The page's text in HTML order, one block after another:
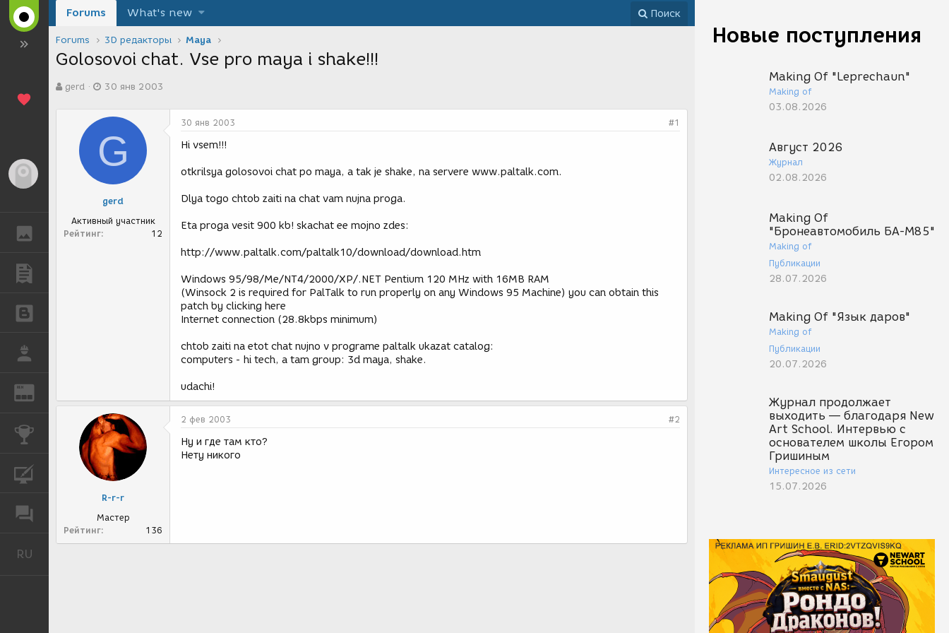
ГАЛЕРЕЯ
REN
КОНКУРСЫ
RU
Новые поступления
Making Of "Leprechaun"
Making of
03.08.2026
Август 2026
Журнал
02.08.2026
Making Of
"Бронеавтомобиль БА-М85"
Making of
Публикации
28.07.2026
Making Of "Язык даров"
Making of
Публикации
20.07.2026
Журнал продолжает
выходить — благодаря New
Art School. Интервью с
основателем школы Егором
Гришиным
Интересное из сети
15.07.2026
Forums What's new Поиск
Forums 3D редакторы Maya
Golosovoi chat. Vse pro maya i shake!!!
в
gerd
а
а
о
з
д
и
я
30 янв 2003
G
gerd
Активный участник
Рейтинг
12
30 янв 2003 #1
Hi vsem!!!
otkrilsya golosovoi chat po maya, a tak je shake, na servere www.paltalk.com.
Dlya togo chtob zaiti na chat vam nujna proga.
Eta proga vesit 900 kb! skachat ee mojno zdes:
http://www.paltalk.com/paltalk10/download/download.htm
Windows 95/98/Me/NT4/2000/XP/.NET Pentium 120 MHz with 16MB RAM
(Winsock 2 is required for PalTalk to run properly on any Windows 95 Machine) you can obtain this
patch by clicking here
Internet connection (28.8kbps minimum)
chtob zaiti na etot chat nujno v programe paltalk ukazat catalog:
computers - hi tech, a tam group: 3d maya, shake.
udachi!
R-r-r
Мастер
Рейтинг
136
2 фев 2003 #2
Ну и где там кто?
Нету никого